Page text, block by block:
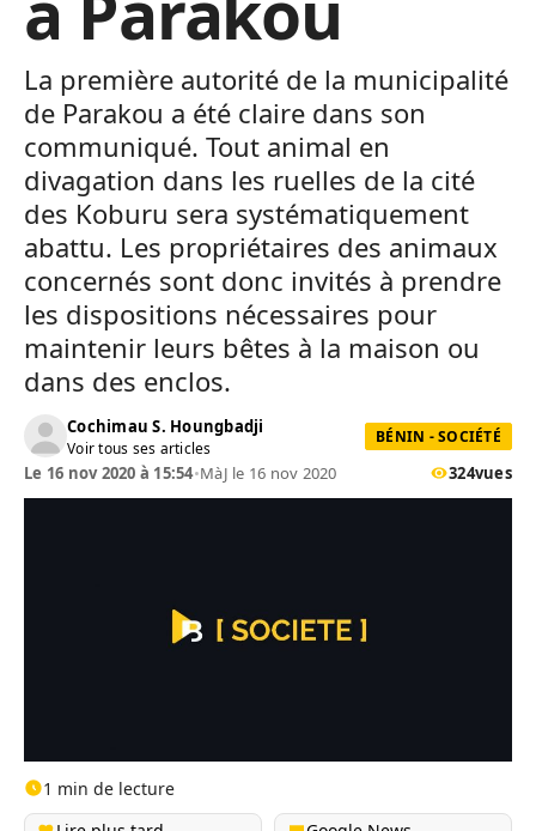
La première autorité de la municipalité
de Parakou a été claire dans son
communiqué. Tout animal en
divagation dans les ruelles de la cité
des Koburu sera systématiquement
abattu. Les propriétaires des animaux
concernés sont donc invités à prendre
les dispositions nécessaires pour
maintenir leurs bêtes à la maison ou
dans des enclos.
Cochimau S. Houngbadji
Voir tous ses articles
BÉNIN - SOCIÉTÉ
Le 16 nov 2020 à 15:54•MàJ le 16 nov 2020 324vues
1 min de lecture